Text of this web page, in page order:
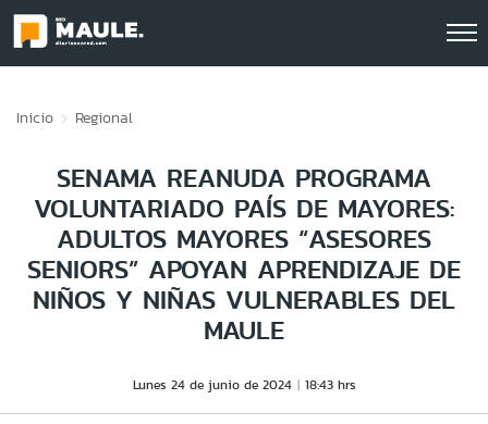
Inicio Regional
SENAMA REANUDA PROGRAMA
VOLUNTARIADO PAÍS DE MAYORES:
ADULTOS MAYORES “ASESORES
SENIORS” APOYAN APRENDIZAJE DE
NIÑOS Y NIÑAS VULNERABLES DEL
MAULE
Lunes 24 de junio de 2024 18:43 hrs